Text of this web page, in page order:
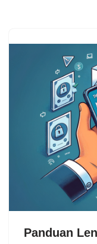
Panduan